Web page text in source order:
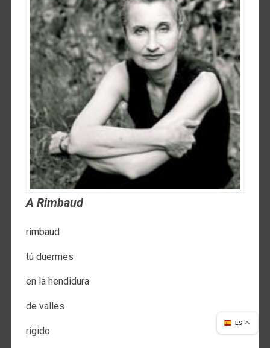
A Rimbaud
rimbaud
tú duermes
en la hendidura
de valles
rígido
ES